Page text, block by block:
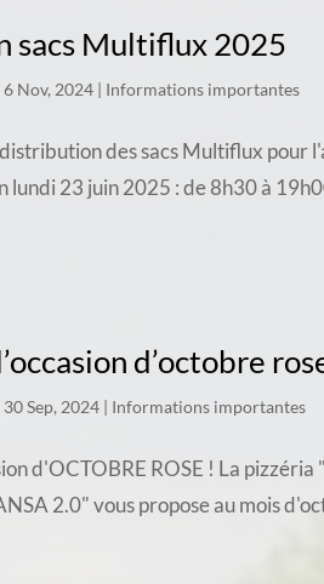
sacs Multiflux 2025
6 Nov, 2024 | Informations importantes
des sacs Multiflux
lundi 23 juin 2025 : de 8h30 à
d’octobre
30 Sep, 2024 | Informations importantes
d'OCTOBRE ROSE ! La
2.0" vous propose au mois